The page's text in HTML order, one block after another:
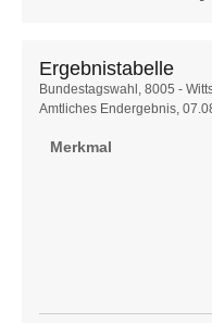
Ergebnistabelle
Ergebnistabelle
Bundestagswahl, 8005 -
Amtliches Endergebnis,
Merkmal